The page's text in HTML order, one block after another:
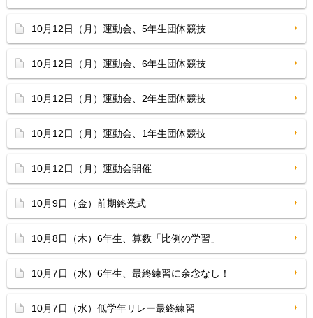
10月12日（月）運動会、5年生団体競技
10月12日（月）運動会、6年生団体競技
10月12日（月）運動会、2年生団体競技
10月12日（月）運動会、1年生団体競技
10月12日（月）運動会開催
10月9日（金）前期終業式
10月8日（木）6年生、算数「比例の学習」
10月7日（水）6年生、最終練習に余念なし！
10月7日（水）低学年リレー最終練習